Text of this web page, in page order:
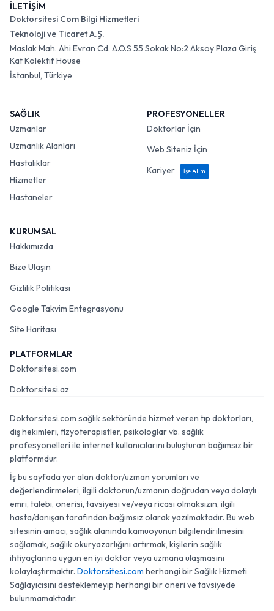
İLETİŞİM
Doktorsitesi Com Bilgi Hizmetleri
Teknoloji ve Ticaret A.Ş.
Maslak Mah. Ahi Evran Cd. A.O.S 55 Sokak No:2 Aksoy Plaza Giriş
Kat Kolektif House
İstanbul, Türkiye
SAĞLIK
Uzmanlar
Uzmanlık Alanları
Hastalıklar
Hizmetler
Hastaneler
PROFESYONELLER
Doktorlar İçin
Web Siteniz İçin
Kariyer
İşe Alım
KURUMSAL
Hakkımızda
Bize Ulaşın
Gizlilik Politikası
Google Takvim Entegrasyonu
Site Haritası
PLATFORMLAR
Doktorsitesi.com
Doktorsitesi.az
Doktorsitesi.com sağlık sektöründe hizmet veren tıp doktorları,
diş hekimleri, fizyoterapistler, psikologlar vb. sağlık
profesyonelleri ile internet kullanıcılarını buluşturan bağımsız bir
platformdur.
İş bu sayfada yer alan doktor/uzman yorumları ve
değerlendirmeleri, ilgili doktorun/uzmanın doğrudan veya dolaylı
emri, talebi, önerisi, tavsiyesi ve/veya ricası olmaksızın, ilgili
hasta/danışan tarafından bağımsız olarak yazılmaktadır. Bu web
sitesinin amacı, sağlık alanında kamuoyunun bilgilendirilmesini
sağlamak, sağlık okuryazarlığını artırmak, kişilerin sağlık
ihtiyaçlarına uygun en iyi doktor veya uzmana ulaşmasını
kolaylaştırmaktır. Doktorsitesi.com herhangi bir Sağlık Hizmeti
Sağlayıcısını desteklemeyip herhangi bir öneri ve tavsiyede
bulunmamaktadır.